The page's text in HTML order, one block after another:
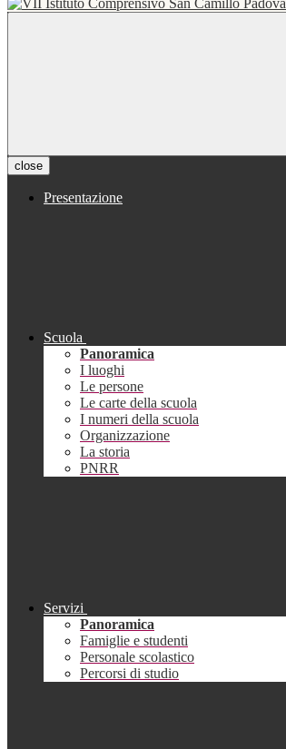
close
Presentazione
Scuola
Panoramica
I luoghi
Le persone
Le carte della scuola
I numeri della scuola
Organizzazione
La storia
PNRR
Servizi
Panoramica
Famiglie e studenti
Personale scolastico
Percorsi di studio